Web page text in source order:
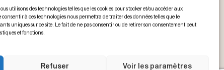
utilisons des technologies telles que les cookies pour stocker et/ou accéder aux
à ces technologies nous permettra de traiter des données telles que le
uniques sur ce site. Le fait de ne pas consentir ou de retirer son consentement peut
et fonctions.
Refuser Voir les paramètres